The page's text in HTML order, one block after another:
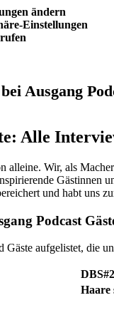
ändern
Einstellungen
Ausgang
Alle
Wir, als
Gästinnen
und habt uns
Podcast
aufgelistet, die
Haare